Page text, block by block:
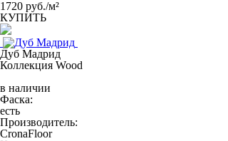
1720 руб./м²
КУПИТЬ
Дуб Мадрид
Коллекция Wood
в наличии
Фаска:
есть
Производитель:
CronaFloor